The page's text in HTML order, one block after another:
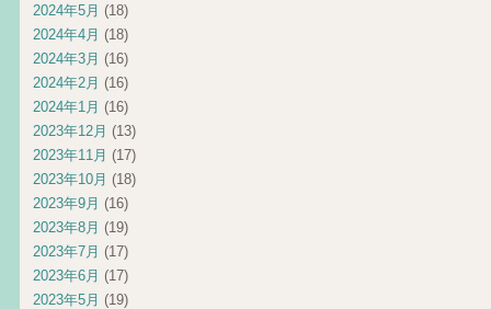
2024年5月 (18)
2024年4月 (18)
2024年3月 (16)
2024年2月 (16)
2024年1月 (16)
2023年12月 (13)
2023年11月 (17)
2023年10月 (18)
2023年9月 (16)
2023年8月 (19)
2023年7月 (17)
2023年6月 (17)
2023年5月 (19)